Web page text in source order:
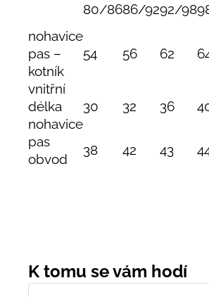
80/8686/9292/98
nohavice
pas –
kotník
54 56 62
vnitřní
délka
nohavice
30 32 36
pas
obvod
38 42 43